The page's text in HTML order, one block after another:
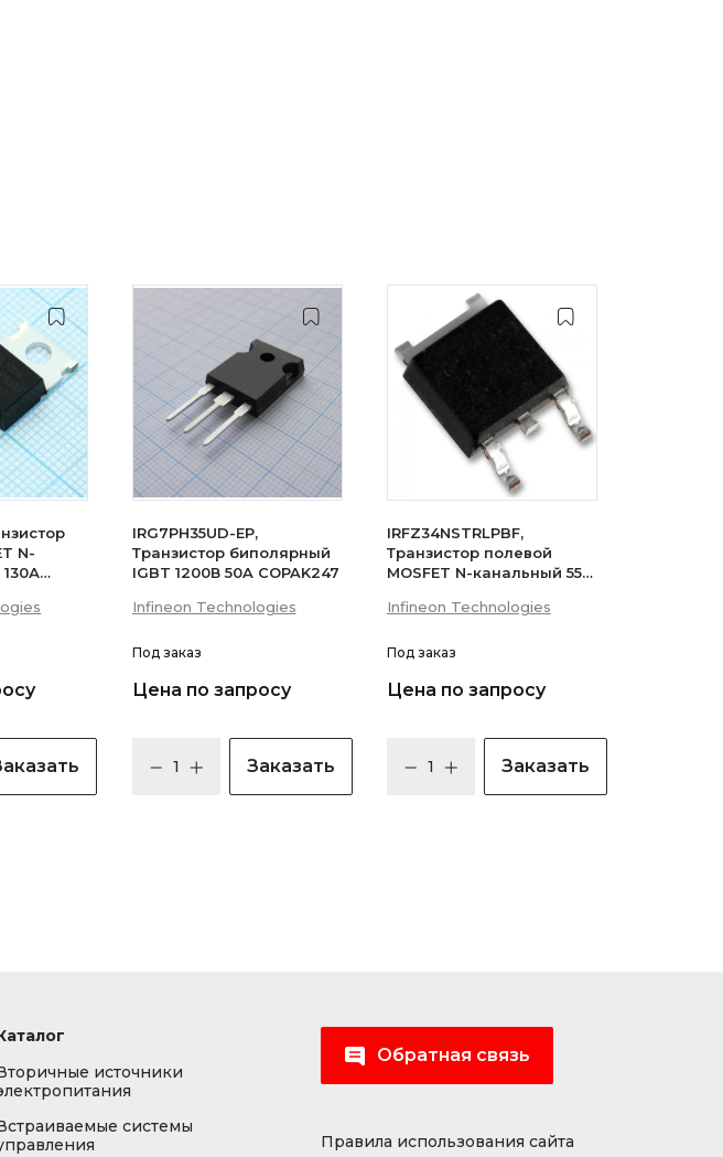
N-
IRG7PH35UD-EP,
Транзистор биполярный
IGBT 1200В 50A COPAK247
Infineon Technologies
Под заказ
Цена по запросу
Заказать
IRFZ34NSTRLPBF,
Транзистор полевой
MOSFET N-канальный 55В
лента на катушке
Infineon Technologies
Под заказ
Цена по запросу
Заказать
источники
системы
Обратная связь
Правила использования сайта